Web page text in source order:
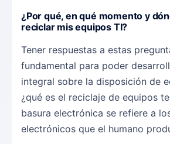
¿Por qué, en qué momento y
reciclar mis equipos TI?
Tener respuestas a estas
fundamental para poder
integral sobre la disposición de
¿qué es el reciclaje de equipos
basura electrónica se refiere a
electrónicos que el humano